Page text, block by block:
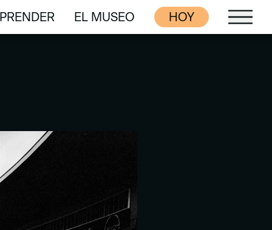
EL MUSEO
EL MUSEO
HOY